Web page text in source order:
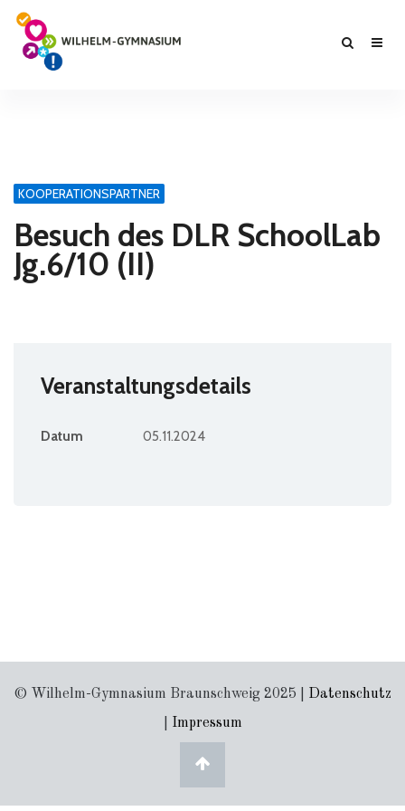
KOOPERATIONSPARTNER
Besuch des DLR SchoolLab
Jg.6/10 (II)
Veranstaltungsdetails
Datum 05.11.2024
© Wilhelm-Gymnasium Braunschweig 2025 | Datenschutz
Impressum